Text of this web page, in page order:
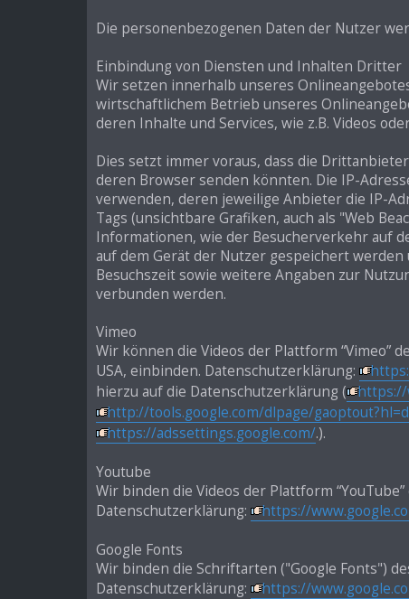
Die personenbezogenen Daten der Nutzer
Einbindung von Diensten und Inhalten Dritter
Wir setzen innerhalb unseres
wirtschaftlichem Betrieb unseres
deren Inhalte und Services, wie z.B. Videos
Dies setzt immer voraus, dass die
deren Browser senden könnten. Die IP-
verwenden, deren jeweilige Anbieter die IP-
Tags (unsichtbare Grafiken, auch als "Web
Informationen, wie der Besucherverkehr auf
auf dem Gerät der Nutzer gespeichert
Besuchszeit sowie weitere Angaben zur
verbunden werden.
Vimeo
Wir können die Videos der Plattform “Vimeo”
USA, einbinden. Datenschutzerklärung:
hierzu auf die Datenschutzerklärung (
https://
http://tools.google.com/dlpage/
https://adssettings.google.com/.).
Youtube
Wir binden die Videos der Plattform
Datenschutzerklärung:
https://
Google Fonts
Wir binden die Schriftarten ("Google Fonts")
Datenschutzerklärung:
https://